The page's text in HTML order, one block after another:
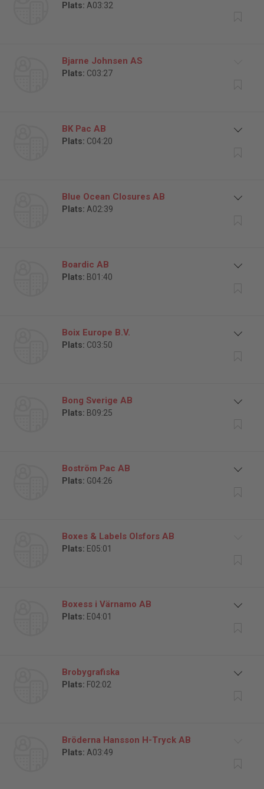
Plats: A03:32
Bjarne Johnsen AS
Plats: C03:27
BK Pac AB
Plats: C04:20
Blue Ocean Closures AB
Plats: A02:39
Boardic AB
Plats: B01:40
Boix Europe B.V.
Plats: C03:50
Bong Sverige AB
Plats: B09:25
Boström Pac AB
Plats: G04:26
Boxes & Labels Olsfors AB
Plats: E05:01
Boxess i Värnamo AB
Plats: E04:01
Brobygrafiska
Plats: F02:02
Bröderna Hansson H-Tryck AB
Plats: A03:49